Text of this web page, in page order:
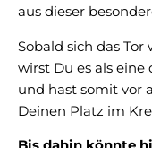
aus dieser
Sobald sich das
wirst Du es als eine
und hast somit vor
Deinen Platz im